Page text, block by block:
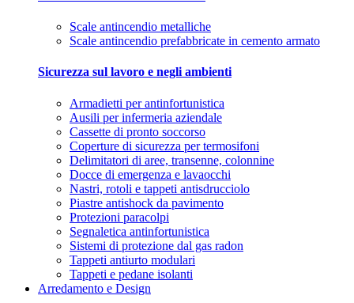
Scale antincendio metalliche
Scale antincendio prefabbricate in cemento armato
Sicurezza sul lavoro e negli ambienti
Armadietti per antinfortunistica
Ausili per infermeria aziendale
Cassette di pronto soccorso
Coperture di sicurezza per termosifoni
Delimitatori di aree, transenne, colonnine
Docce di emergenza e lavaocchi
Nastri, rotoli e tappeti antisdrucciolo
Piastre antishock da pavimento
Protezioni paracolpi
Segnaletica antinfortunistica
Sistemi di protezione dal gas radon
Tappeti antiurto modulari
Tappeti e pedane isolanti
Arredamento e Design